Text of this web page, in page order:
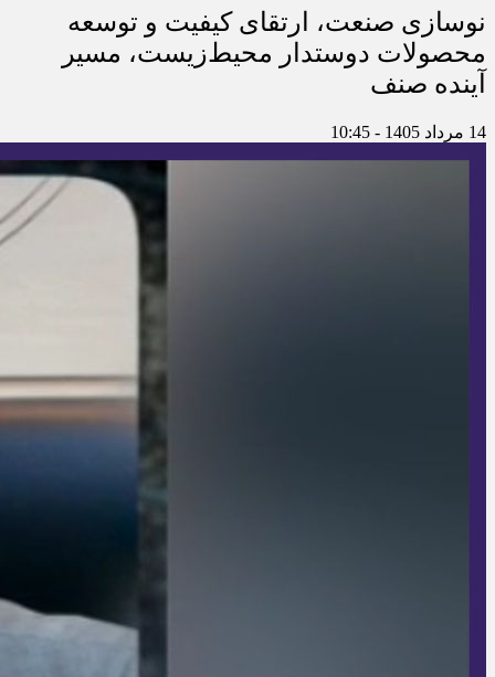
نوسازی صنعت، ارتقای کیفیت و توسعه
محصولات دوستدار محیط‌زیست، مسیر
آینده صنف
14 مرداد 1405 - 10:45